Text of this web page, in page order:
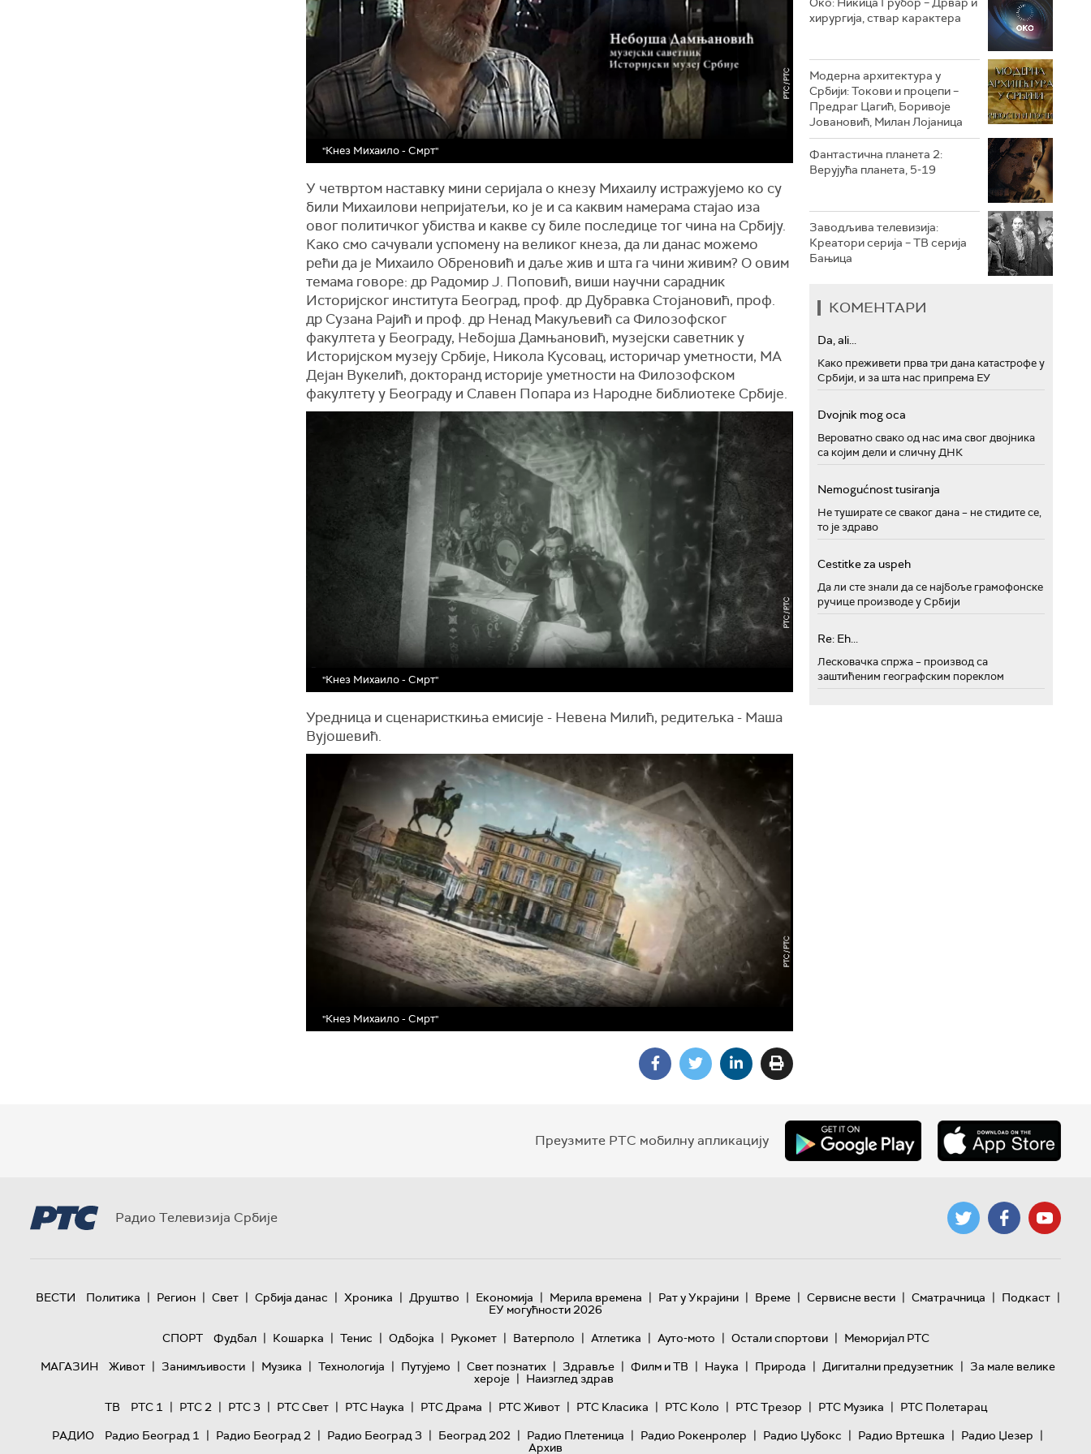
"Кнез Михаило - Смрт"
У четвртом наставку мини серијала о кнезу Михаилу истражујемо ко су
били Михаилови непријатељи, ко је и са каквим намерама стајао иза
овог политичког убиства и какве су биле последице тог чина на Србију.
Како смо сачували успомену на великог кнеза, да ли данас можемо
рећи да је Михаило Обреновић и даље жив и шта га чини живим? О овим
темама говоре: др Радомир Ј. Поповић, виши научни сарадник
Историјског института Београд, проф. др Дубравка Стојановић, проф.
др Сузана Рајић и проф. др Ненад Макуљевић са Филозофског
факултета у Београду, Небојша Дамњановић, музејски саветник у
Историјском музеју Србије, Никола Кусовац, историчар уметности, МА
Дејан Вукелић, докторанд историје уметности на Филозофском
факултету у Београду и Славен Попара из Народне библиотеке Србије.
"Кнез Михаило - Смрт"
Уредница и сценаристкиња емисије - Невена Милић, редитељка - Маша
Вујошевић.
"Кнез Михаило - Смрт"
РТС ТРЕЗОР
РТС МУЗИКА
РТС ПОЛЕТАРАЦ
хирургија, ствар карактера
Модерна архитектура у
Србији: Токови и процепи –
Предраг Цагић, Боривоје
Јовановић, Милан Лојаница
Фантастична планета 2:
Верујућа планета, 5-19
Заводљива телевизија:
Креатори серија – ТВ серија
Бањица
КОМЕНТАРИ
Da, ali...
Како преживети прва три дана катастрофе у
Србији, и за шта нас припрема ЕУ
Dvojnik mog oca
Вероватно свако од нас има свог двојника
са којим дели и сличну ДНК
Nemogućnost tusiranja
Не туширате се сваког дана – не стидите се,
то је здраво
Cestitke za uspeh
Да ли сте знали да се најбоље грамофонске
ручице производе у Србији
Re: Eh...
Лесковачка спржа – производ са
заштићеним географским пореклом
Преузмите РТС мобилну апликацију
Радио Телевизија Србије
ВЕСТИ Политика | Регион | Свет | Србија данас | Хроника | Друштво | Економија | Мерила времена | Рат у Украјини | Време | Сервисне вести | Сматрачница | Подкаст |
ЕУ могућности 2026
СПОРТ
Фудбал | Кошарка | Тенис | Одбојка | Рукомет | Ватерполо | Атлетика | Ауто-мото | Остали спортови | Меморијал РТС
МАГАЗИН
Живот | Занимљивости | Музика | Технологијa | Путујемо | Свет познатих | Здравље | Филм и ТВ | Наука | Природа | Дигитални предузетник | За мале велике
хероје | Наизглед здрав
ТВ
РТС 1 | РТС 2 | РТС 3 | РТС Свет | РТС Наука | РТС Драма | РТС Живот | РТС Класика | РТС Коло | РТС Трезор | РТС Музика | РТС Полетарац
РАДИО
Радио Београд 1 | Радио Београд 2 | Радио Београд 3 | Београд 202 | Радио Плетеница | Радио Рокенролер | Радио Џубокс | Радио Вртешка | Радио Џезер |
Архив